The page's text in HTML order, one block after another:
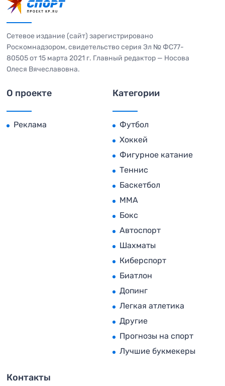
Сетевое издание (сайт) зарегистрировано
Роскомнадзором, свидетельство серия Эл № ФС77-
80505 от 15 марта 2021 г. Главный редактор — Носова
Олеся Вячеславовна.
О проекте
Реклама
Категории
Футбол
Хоккей
Фигурное катание
Теннис
Баскетбол
MMA
Бокс
Автоспорт
Шахматы
Киберспорт
Биатлон
Допинг
Легкая атлетика
Другие
Прогнозы на спорт
Лучшие букмекеры
Контакты